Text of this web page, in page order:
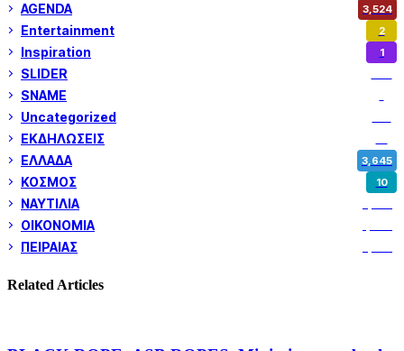
AGENDA 3,524
Entertainment 2
Inspiration 1
SLIDER
SNAME
Uncategorized
ΕΚΔΗΛΩΣΕΙΣ
ΕΛΛΑΔΑ 3,645
ΚΟΣΜΟΣ 10
ΝΑΥΤΙΛΙΑ
ΟΙΚΟΝΟΜΙΑ
ΠΕΙΡΑΙΑΣ
Related Articles